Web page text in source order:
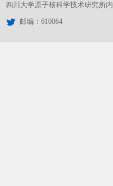
四川大学原子核科学技术研究所内
邮编：610064